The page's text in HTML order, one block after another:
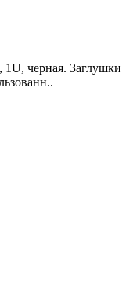
черная. Заглушки